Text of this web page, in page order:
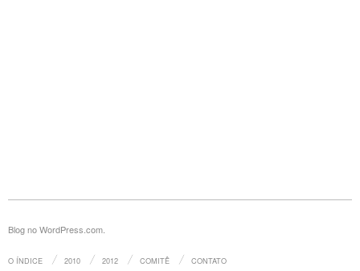
Blog no WordPress.com.
O ÍNDICE 2010 2012 COMITÊ CONTATO